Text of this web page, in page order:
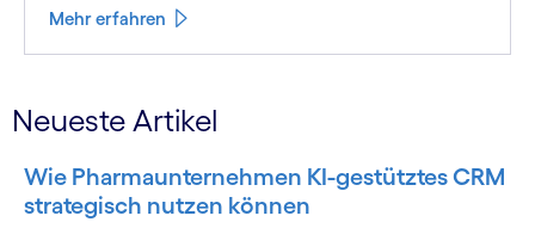
Mehr erfahren
Neueste Artikel
Wie Pharmaunternehmen KI-gestütztes CRM
strategisch nutzen können